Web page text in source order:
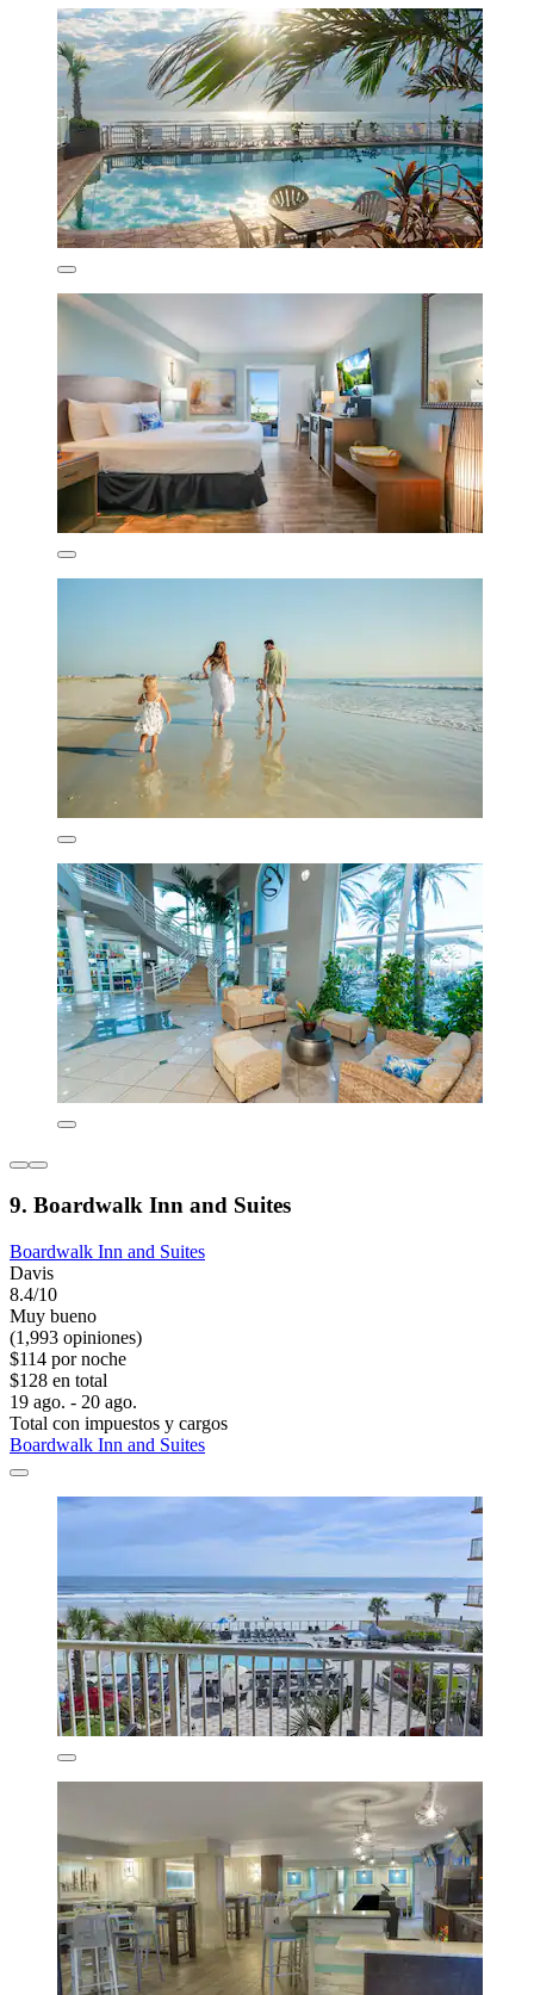
9. Boardwalk Inn and Suites
Boardwalk Inn and Suites
Davis
8.4/10
Muy bueno
(1,993 opiniones)
$114 por noche
$128 en total
19 ago. - 20 ago.
Total con impuestos y cargos
Boardwalk Inn and Suites